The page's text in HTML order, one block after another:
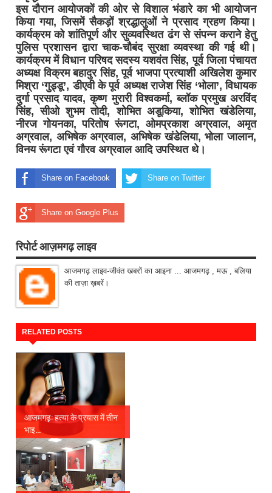
इस दौरान आयोजकों की ओर से विशाल भंडारे का भी आयोजन
किया गया, जिसमें सैकड़ों श्रद्धालुओं ने प्रसाद ग्रहण किया।
कार्यक्रम को शांतिपूर्ण और सुव्यवस्थित ढंग से संपन्न कराने हेतु
पुलिस प्रशासन द्वारा चाक-चौबंद सुरक्षा व्यवस्था की गई थी।
कार्यक्रम में विधान परिषद सदस्य यशवंत सिंह, पूर्व जिला पंचायत
अध्यक्ष विक्रम बहादुर सिंह, पूर्व भाजपा प्रत्याशी अखिलेश कुमार
मिश्रा ‘गुड्डू’, डीएवी के पूर्व अध्यक्ष राजेश सिंह ‘भोला’, विधायक
दुर्गा प्रसाद यादव, कृष्ण मुरारी विश्वकर्मा, ब्लॉक प्रमुख अरविंद
सिंह, सीओ शुभम तोदी, शोभित अडूकिया, शोभित खंडेलिया,
नीरज गोयनका, परितोष रूंगटा, ओमप्रकाश अग्रवाल, अमृत
अग्रवाल, अभिषेक अग्रवाल, अभिषेक खंडेलिया, भोला जालान,
विनय रूंगटा एवं गौरव अग्रवाल आदि उप​स्थित थे।
Share on Facebook Share on Twitter
Share on Google Plus
रिपोर्ट आज़मगढ़ लाइव
आजमगढ़ लाइव-जीवंत खबरों का आइना ... आजमगढ़ , मऊ , बलिया
की ताज़ा ख़बरें।
RELATED POSTS
आजमगढ़: हत्या के प्रयास में तीन
भाइ...